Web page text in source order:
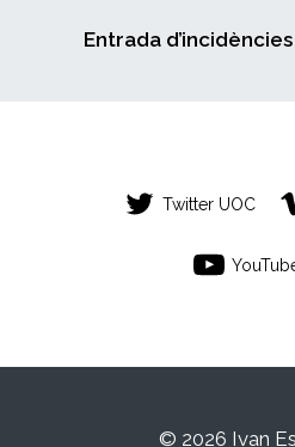
Entrada
Twitter UOC
© 2026 Ivan